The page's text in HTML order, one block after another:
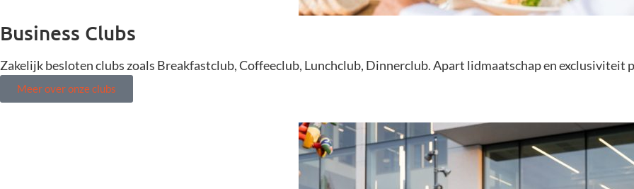
Business Clubs
Zakelijk besloten clubs zoals Breakfastclub, Coffeeclub, Lunchclub, Dinnerclub. Apart lidmaatschap en exclusiviteit
Meer over onze clubs